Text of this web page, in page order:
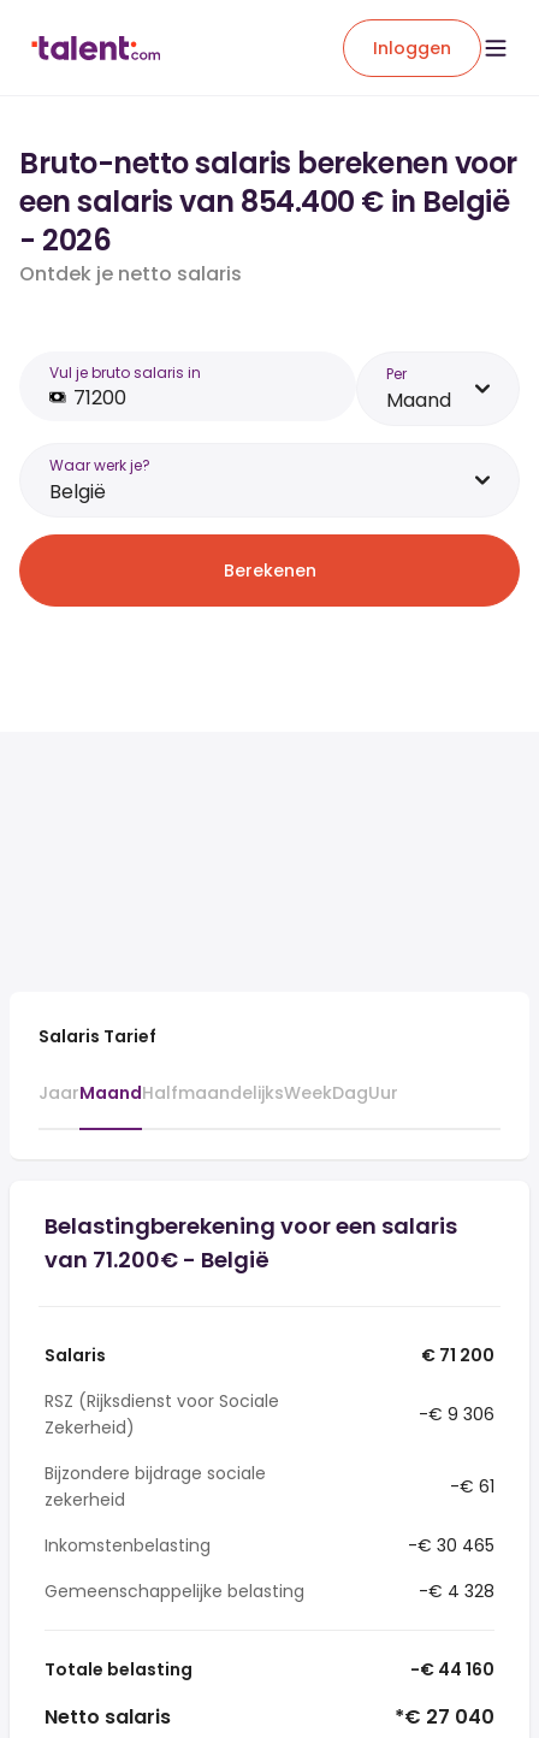
Inloggen
Bruto-netto salaris berekenen voor
een salaris van 854.400 € in België
- 2026
Ontdek je netto salaris
Vul je bruto salaris in Per
Maand
Waar werk je?
België
Berekenen
Salaris Tarief
JaarMaandHalfmaandelijksWeekDagUur
Belastingberekening voor een salaris
van 71.200€ - België
Salaris
€ 71 200
RSZ (Rijksdienst voor Sociale
Zekerheid)
-€ 9 306
Bijzondere bijdrage sociale
zekerheid
-€ 61
Inkomstenbelasting
-€ 30 465
Gemeenschappelijke belasting
-€ 4 328
Totale belasting -€ 44 160
Netto salaris *€ 27 040